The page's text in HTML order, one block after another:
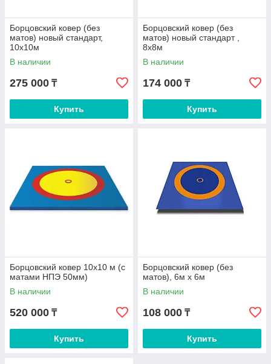
Борцовский ковер (без
матов) новый стандарт,
10х10м
В наличии
275 000 ₸
Купить
Борцовский ковер (без
матов) новый стандарт ,
8х8м
В наличии
174 000 ₸
Купить
Борцовский ковер 10х10 м (с
матами НПЭ 50мм)
В наличии
520 000 ₸
Купить
Борцовский ковер (без
матов), 6м х 6м
В наличии
108 000 ₸
Купить